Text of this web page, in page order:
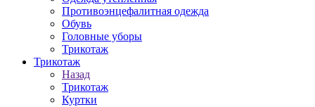
Противоэнцефалитная одежда
Обувь
Головные уборы
Трикотаж
Трикотаж
Назад
Трикотаж
Куртки